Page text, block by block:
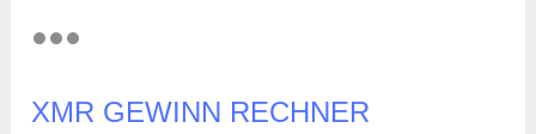
XMR GEWINN RECHNER